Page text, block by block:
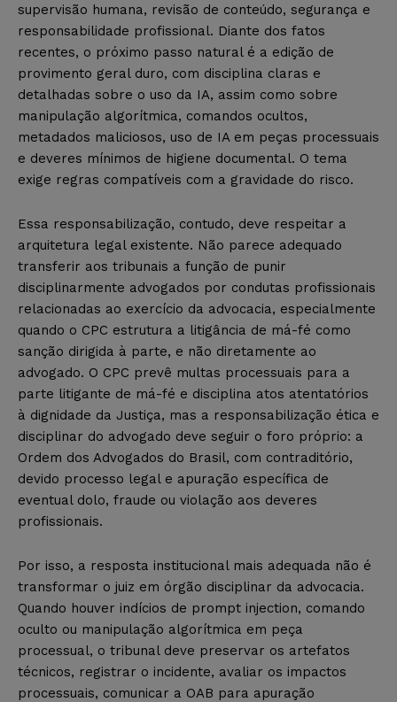
supervisão humana, revisão de conteúdo, segurança e
responsabilidade profissional. Diante dos fatos
recentes, o próximo passo natural é a edição de
provimento geral duro, com disciplina claras e
detalhadas sobre o uso da IA, assim como sobre
manipulação algorítmica, comandos ocultos,
metadados maliciosos, uso de IA em peças processuais
e deveres mínimos de higiene documental. O tema
exige regras compatíveis com a gravidade do risco.
Essa responsabilização, contudo, deve respeitar a
arquitetura legal existente. Não parece adequado
transferir aos tribunais a função de punir
disciplinarmente advogados por condutas profissionais
relacionadas ao exercício da advocacia, especialmente
quando o CPC estrutura a litigância de má-fé como
sanção dirigida à parte, e não diretamente ao
advogado. O CPC prevê multas processuais para a
parte litigante de má-fé e disciplina atos atentatórios
à dignidade da Justiça, mas a responsabilização ética e
disciplinar do advogado deve seguir o foro próprio: a
Ordem dos Advogados do Brasil, com contraditório,
devido processo legal e apuração específica de
eventual dolo, fraude ou violação aos deveres
profissionais.
Por isso, a resposta institucional mais adequada não é
transformar o juiz em órgão disciplinar da advocacia.
Quando houver indícios de prompt injection, comando
oculto ou manipulação algorítmica em peça
processual, o tribunal deve preservar os artefatos
técnicos, registrar o incidente, avaliar os impactos
processuais, comunicar a OAB para apuração